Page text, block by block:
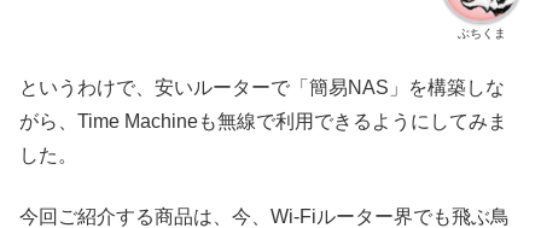
ぶちくま
というわけで、安いルーターで「簡易NAS」を構築しな
がら、Time Machineも無線で利用できるようにしてみま
した。
今回ご紹介する商品は、今、Wi-Fiルーター界でも飛ぶ鳥